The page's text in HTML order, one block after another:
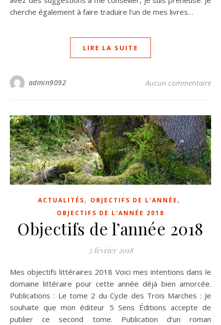
cherche également à faire traduire l’un de mes livres…
LIRE LA SUITE
admin9092 Aucun commentaire
ACTUALITÉS, OBJECTIFS DE L'ANNÉE ,
OBJECTIFS DE L'ANNÉE 2018
Objectifs de l’année 2018
3 février 2018
Mes objectifs littéraires 2018 Voici mes intentions dans le
domaine littéraire pour cette année déjà bien amorcée.
Publications : Le tome 2 du Cycle des Trois Marches : Je
souhaite que mon éditeur 5 Sens Éditions accepte de
publier ce second tome. Publication d’un roman